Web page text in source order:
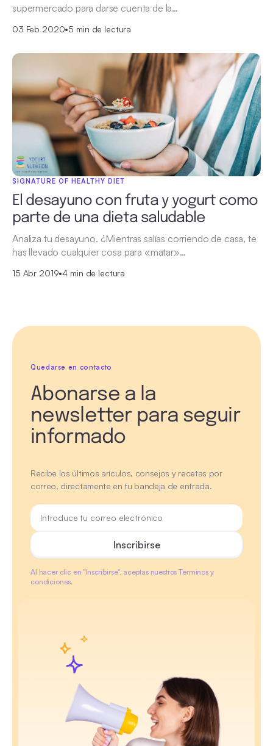
supermercado para darse cuenta de la…
03 Feb 2020•5 min de lectura
SIGNATURE OF HEALTHY DIET
El desayuno con fruta y yogurt como
parte de una dieta saludable
Analiza tu desayuno. ¿Mientras salías corriendo de casa, te
has llevado cualquier cosa para «matar»…
15 Abr 2019•4 min de lectura
Quedarse en contacto
Abonarse a la
newsletter para seguir
informado
Recibe los últimos arículos, consejos y recetas por
correo, directamente en tu bandeja de entrada.
Al hacer clic en "Inscribirse", aceptas nuestros Términos y
condiciones.